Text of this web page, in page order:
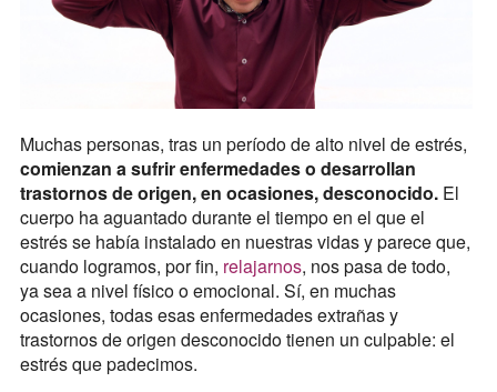
Muchas personas, tras un período de alto nivel de estrés,
comienzan a sufrir enfermedades o desarrollan
trastornos de origen, en ocasiones, desconocido.El
cuerpo ha aguantado durante el tiempo en el que el
estrés se había instalado en nuestras vidas y parece que,
cuando logramos, por fin, relajarnos, nos pasa de todo,
ya sea a nivel físico o emocional. Sí, en muchas
ocasiones, todas esas enfermedades extrañas y
trastornos de origen desconocido tienen un culpable: el
estrés que padecimos.